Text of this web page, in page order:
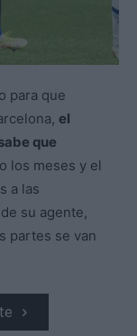
para que
el
que
los meses y el
a las
su agente,
partes se van